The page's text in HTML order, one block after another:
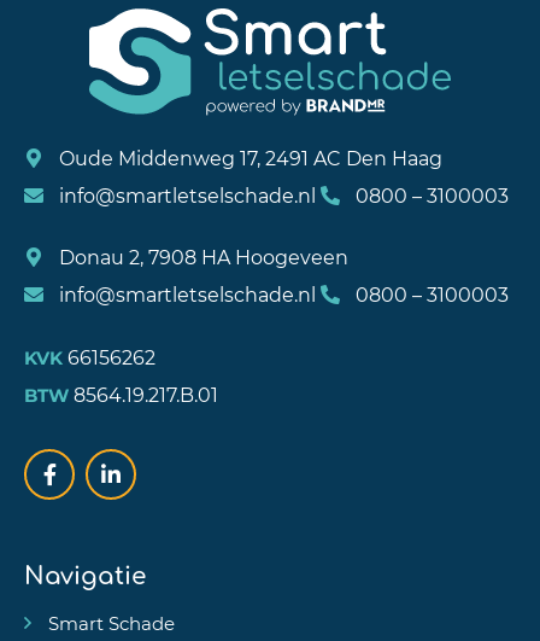
Oude Middenweg 17, 2491 AC Den Haag
info@smartletselschade.nl
0800 – 3100003
Donau 2, 7908 HA Hoogeveen
info@smartletselschade.nl
0800 – 3100003
KVK 66156262
BTW 8564.19.217.B.01
Navigatie
Smart Schade